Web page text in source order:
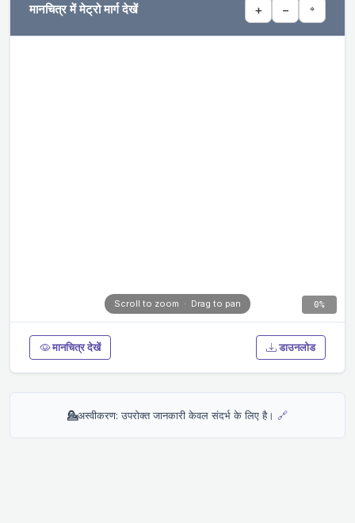
मानचित्र में मेट्रो मार्ग देखें + − ⌖
0%
मानचित्र देखें डाउनलोड
💁अस्वीकरण: उपरोक्त जानकारी केवल संदर्भ के लिए है। 🔗